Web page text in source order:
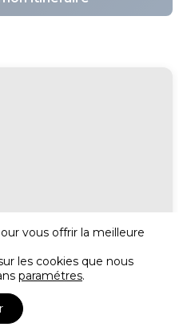
vous offrir la meilleure
les cookies que nous
paramétres.